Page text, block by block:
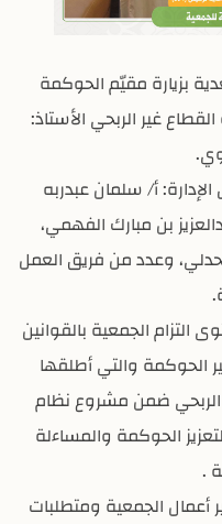
بزيارة مقيّم الحوكمة
غير الربحي الأستاذ:
أ/ سلمان عبدربه
بن مبارك الفهمي،
وعدد من فريق العمل
الجمعية بالقوانين
الحوكمة والتي أطلقها
الربحي ضمن مشروع نظام
الحوكمة والمساءلة
.
الجمعية ومتطلبات